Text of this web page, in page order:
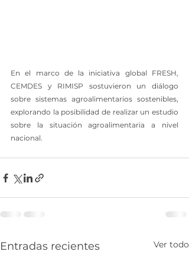
En el marco de la iniciativa global FRESH,
CEMDES y RIMISP sostuvieron un diálogo
sobre sistemas agroalimentarios sostenibles,
explorando la posibilidad de realizar un estudio
sobre la situación agroalimentaria a nivel
nacional.
Entradas recientes Ver todo